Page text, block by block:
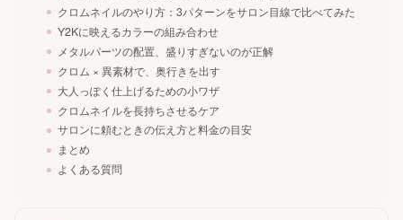
クロムネイルのやり方：3パターンをサロン目線で比べてみた
Y2Kに映えるカラーの組み合わせ
メタルパーツの配置、盛りすぎないのが正解
クロム × 異素材で、奥行きを出す
大人っぽく仕上げるための小ワザ
クロムネイルを長持ちさせるケア
サロンに頼むときの伝え方と料金の目安
まとめ
よくある質問